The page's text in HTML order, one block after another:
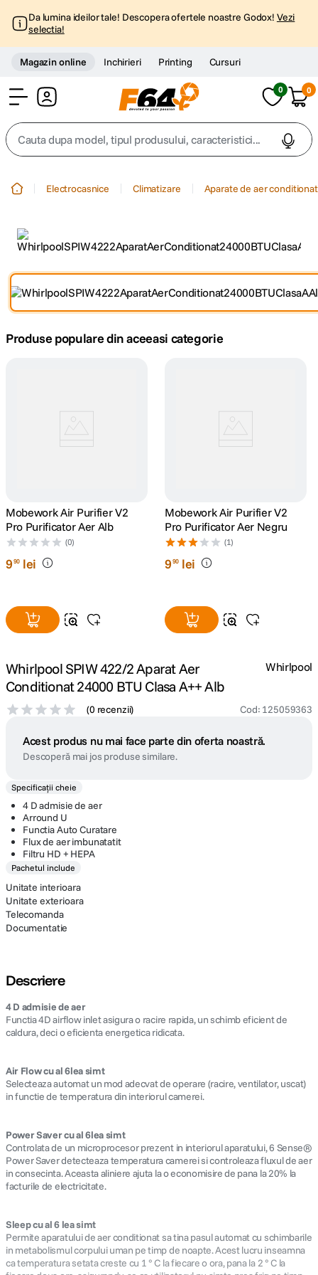
Da lumina ideilor tale! Descopera ofertele noastre Godox! Vezi
selectia!
Magazin online Inchirieri Printing Cursuri
0 0
Cauta dupa model, tipul produsului, caracteristici...
2. trepied
4. peak design
canon sx740 hs
sony fx
card memorie
10 dji osmo
Electrocasnice Climatizare Aparate de aer conditionat
Produse populare din aceeasi categorie
Mobework Air Purifier V2
Pro Purificator Aer Alb
(0)
990 lei
Mobework Air Purifier V2
Pro Purificator Aer Negru
(1)
990 lei
Whirlpool SPIW 422/2 Aparat Aer
Conditionat 24000 BTU Clasa A++ Alb
(0 recenzii) Cod: 125059363
Whirlpool
Acest produs nu mai face parte din oferta noastră.
Descoperă mai jos produse similare.
Specificații cheie
4 D admisie de aer
Arround U
Functia Auto Curatare
Flux de aer imbunatatit
Filtru HD + HEPA
Pachetul include
Unitate interioara
Unitate exterioara
Telecomanda
Documentatie
Descriere
4 D admisie de aer
Functia 4D airflow inlet asigura o racire rapida, un schimb eficient de
caldura, deci o eficienta energetica ridicata.
Air Flow cu al 6lea simt
Selecteaza automat un mod adecvat de operare (racire, ventilator, uscat)
in functie de temperatura din interiorul camerei.
Power Saver cu al 6lea simt
Controlata de un microprocesor prezent in interiorul aparatului, 6 Sense®
Power Saver detecteaza temperatura camerei si controleaza fluxul de aer
in consecinta. Aceasta aliniere ajuta la o economisire de pana la 20% la
facturile de electricitate.
Sleep cu al 6 lea simt
Permite aparatului de aer conditionat sa tina pasul automat cu schimbarile
in metabolismul corpului uman pe timp de noapte. Acest lucru inseamna
ca temperatura setata creste cu 1 ° C la fiecare o ora, pana la 2 ° C la